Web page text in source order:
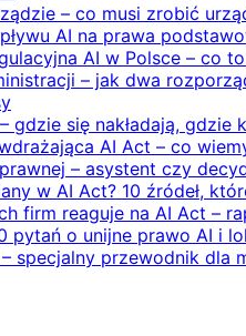
– co musi zrobić
AI na prawa
AI w Polsce – co
– jak dwa
gdzie się nakładają, gdzie
AI Act – co
– asystent czy
w AI Act? 10 źródeł,
firm reaguje na AI Act –
pytań o unijne prawo AI i
specjalny przewodnik dla